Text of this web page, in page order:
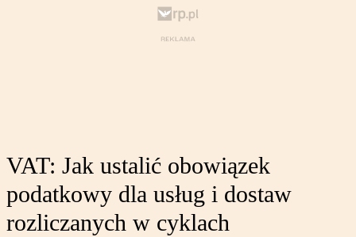
VAT: Jak ustalić obowiązek
podatkowy dla usług i dostaw
rozliczanych w cyklach